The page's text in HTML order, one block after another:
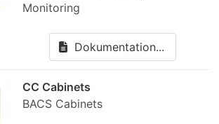
Monitoring
Dokumentation...
CC Cabinets
BACS Cabinets